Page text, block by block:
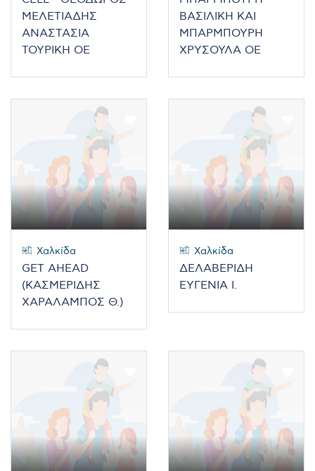
ΜΕΛΕΤΙΑΔΗΣ
ΑΝΑΣΤΑΣΙΑ
ΤΟΥΡΙΚΗ ΟΕ
ΒΑΣΙΛΙΚΗ ΚΑΙ
ΜΠΑΡΜΠΟΥΡΗ
ΧΡΥΣΟΥΛΑ ΟΕ
Χαλκίδα
GET AHEAD
(ΚΑΣΜΕΡΙΔΗΣ
ΧΑΡΑΛΑΜΠΟΣ Θ.)
Χαλκίδα
ΔΕΛΑΒΕΡΙΔΗ
ΕΥΓΕΝΙΑ Ι.